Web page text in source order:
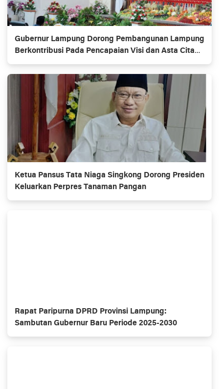
Gubernur Lampung Dorong Pembangunan Lampung
Berkontribusi Pada Pencapaian Visi dan Asta Cita
Pembangunan Nasional
Ketua Pansus Tata Niaga Singkong Dorong Presiden
Keluarkan Perpres Tanaman Pangan
Rapat Paripurna DPRD Provinsi Lampung:
Sambutan Gubernur Baru Periode 2025-2030